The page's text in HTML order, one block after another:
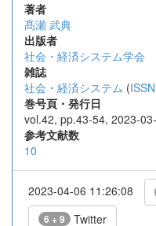
著者
髙瀬 武典
出版者
社会・経済システム学会
雑誌
社会・経済システム (
巻号頁・発行日
vol.42, pp.43-54, 2023-
参考文献数
10
2023-04-06 11:26:08
6 + 9 Twitter